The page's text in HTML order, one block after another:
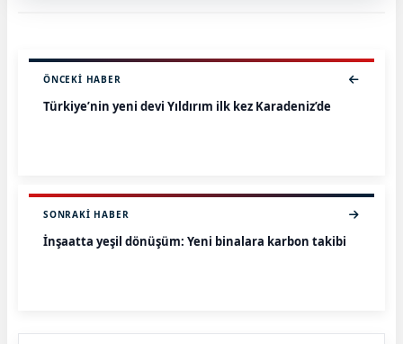
ÖNCEKI HABER
Türkiye’nin yeni devi Yıldırım ilk kez Karadeniz’de
SONRAKI HABER
İnşaatta yeşil dönüşüm: Yeni binalara karbon takibi